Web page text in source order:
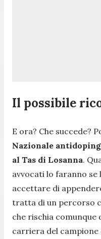
Il possibile
E ora? Che succede?
Nazionale
al Tas di Losanna.
avvocati lo faranno
accettare di
tratta di un percorso
che rischia
carriera del campione